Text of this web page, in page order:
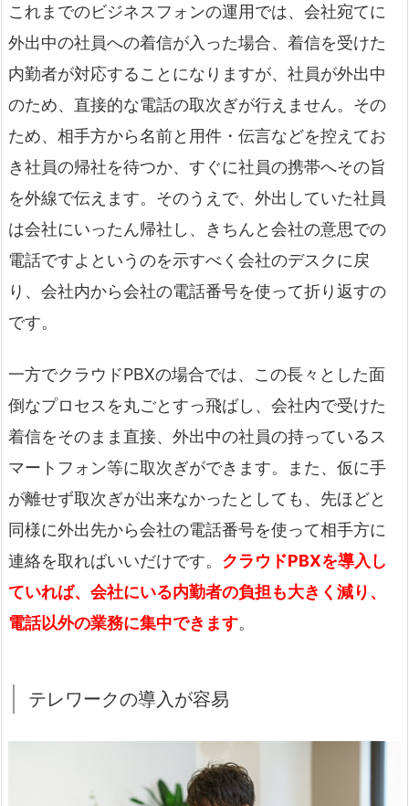
これまでのビジネスフォンの運用では、会社宛てに
外出中の社員への着信が入った場合、着信を受けた
内勤者が対応することになりますが、社員が外出中
のため、直接的な電話の取次ぎが行えません。その
ため、相手方から名前と用件・伝言などを控えてお
き社員の帰社を待つか、すぐに社員の携帯へその旨
を外線で伝えます。そのうえで、外出していた社員
は会社にいったん帰社し、きちんと会社の意思での
電話ですよというのを示すべく会社のデスクに戻
り、会社内から会社の電話番号を使って折り返すの
です。
一方でクラウドPBXの場合では、この長々とした面
倒なプロセスを丸ごとすっ飛ばし、会社内で受けた
着信をそのまま直接、外出中の社員の持っているス
マートフォン等に取次ぎができます。また、仮に手
が離せず取次ぎが出来なかったとしても、先ほどと
同様に外出先から会社の電話番号を使って相手方に
連絡を取ればいいだけです。 クラウドPBXを導入し
ていれば、会社にいる内勤者の負担も大きく減り、
電話以外の業務に集中できます。
テレワークの導入が容易